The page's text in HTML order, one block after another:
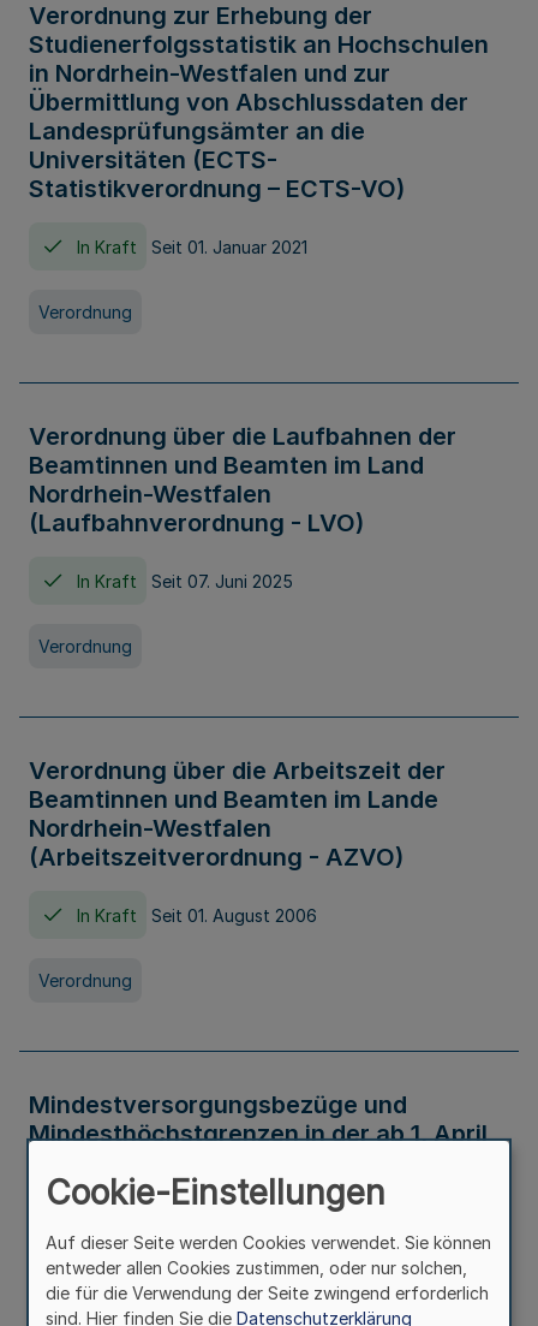
Verordnung zur Erhebung der
Studienerfolgsstatistik an Hochschulen
in Nordrhein-Westfalen und zur
Übermittlung von Abschlussdaten der
Landesprüfungsämter an die
Universitäten (ECTS-
Statistikverordnung – ECTS-VO)
In Kraft Seit 01. Januar 2021
Verordnung
Verordnung über die Laufbahnen der
Beamtinnen und Beamten im Land
Nordrhein-Westfalen
(Laufbahnverordnung - LVO)
In Kraft Seit 07. Juni 2025
Verordnung
Verordnung über die Arbeitszeit der
Beamtinnen und Beamten im Lande
Nordrhein-Westfalen
(Arbeitszeitverordnung - AZVO)
In Kraft Seit 01. August 2006
Verordnung
Mindestversorgungsbezüge und
Mindesthöchstgrenzen in der ab 1. April
Verwaltungsvorschrift
Cookie-Einstellungen
Auf dieser Seite werden Cookies verwendet. Sie können
entweder allen Cookies zustimmen, oder nur solchen,
die für die Verwendung der Seite zwingend erforderlich
sind. Hier finden Sie die Datenschutzerklärung